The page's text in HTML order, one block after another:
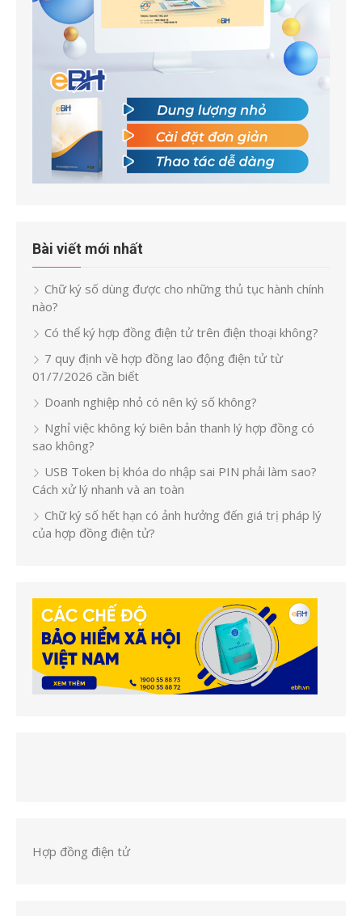
Bài viết mới nhất
Chữ ký số dùng được cho những thủ tục hành chính
nào?
Có thể ký hợp đồng điện tử trên điện thoại không?
7 quy định về hợp đồng lao động điện tử từ
01/7/2026 cần biết
Doanh nghiệp nhỏ có nên ký số không?
Nghỉ việc không ký biên bản thanh lý hợp đồng có
sao không?
USB Token bị khóa do nhập sai PIN phải làm sao?
Cách xử lý nhanh và an toàn
Chữ ký số hết hạn có ảnh hưởng đến giá trị pháp lý
của hợp đồng điện tử?
Hợp đồng điện tử